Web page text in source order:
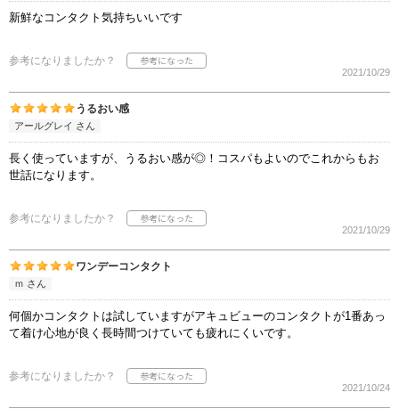
新鮮なコンタクト気持ちいいです
参考になりましたか？
2021/10/29
うるおい感
アールグレイ さん
長く使っていますが、うるおい感が◎！コスパもよいのでこれからもお
世話になります。
参考になりましたか？
2021/10/29
ワンデーコンタクト
ｍ さん
何個かコンタクトは試していますがアキュビューのコンタクトが1番あっ
て着け心地が良く長時間つけていても疲れにくいです。
参考になりましたか？
2021/10/24